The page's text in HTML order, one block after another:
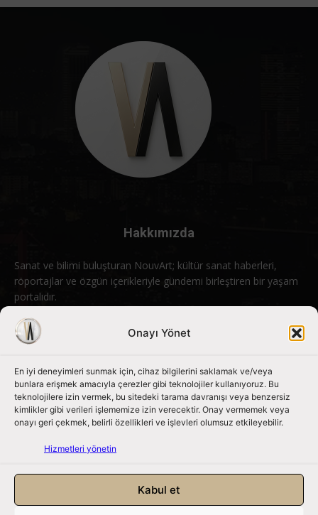
Onayı Yönet
En iyi deneyimleri sunmak için, cihaz bilgilerini saklamak ve/veya
bunlara erişmek amacıyla çerezler gibi teknolojiler kullanıyoruz. Bu
teknolojilere izin vermek, bu sitedeki tarama davranışı veya benzersiz
kimlikler gibi verileri işlememize izin verecektir. Onay vermemek veya
onayı geri çekmek, belirli özellikleri ve işlevleri olumsuz etkileyebilir.
Hizmetleri yönetin
Kabul et
Hakkımızda
Sanat ve bilimi buluşturan NouvArt; kültür sanat haberleri,
röportajlar ve özgün içerikleriyle gündemi birleştiren bir yaşam
portalıdır.
Bizimle iletişime geçin: info@nouvart.net
Bizi Takip Edin